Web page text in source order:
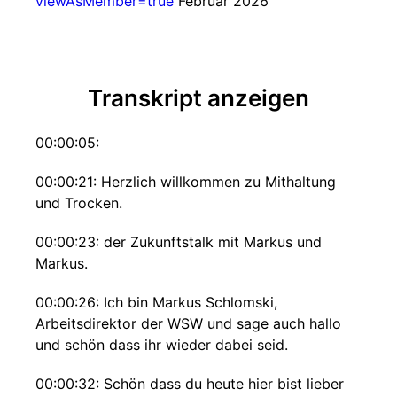
Transkript anzeigen
00:00:05:
00:00:21: Herzlich willkommen zu Mithaltung
und Trocken.
00:00:23: der Zukunftstalk mit Markus und
Markus.
00:00:26: Ich bin Markus Schlomski,
Arbeitsdirektor der WSW und sage auch hallo
und schön dass ihr wieder dabei seid.
00:00:32: Schön dass du heute hier bist lieber